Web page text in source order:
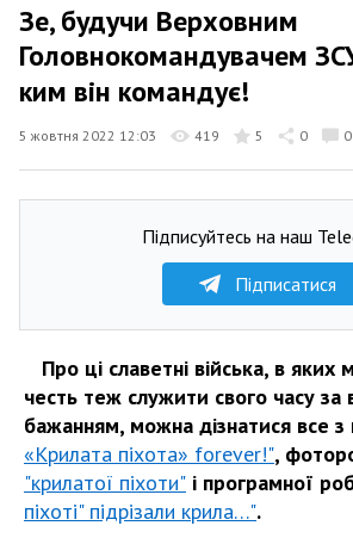
Зе, будучи Верховним
Головнокомандувачем
ким він командує!
5 жовтня 2022 12:03 419 5 0 0
Підписуйтесь на наш
Підписатися
Про ці славетні війська, в яких
честь теж служити свого часу за
бажанням, можна дізнатися все з
«Крилата піхота» forever!",
"крилатої піхоти" і програмної
піхоті" підрізали крила…".